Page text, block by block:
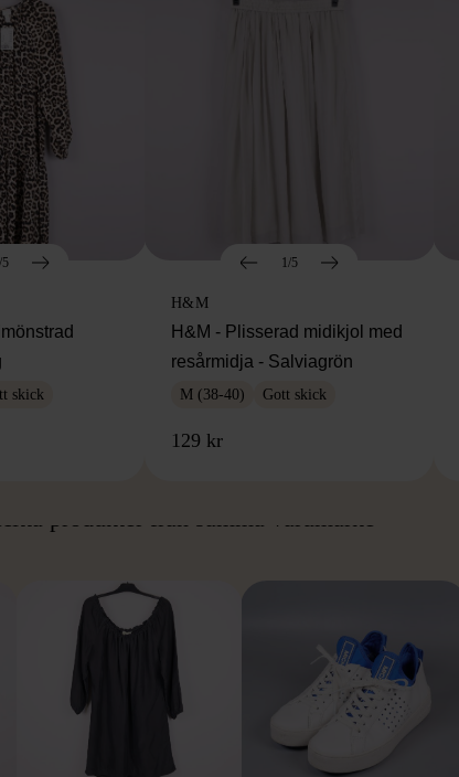
5
skick
1/5
H&M
H&M - Plisserad midikjol med
resårmidja - Salviagrön
M (38-40) Gott skick
129 kr
produkter från samma varumärke